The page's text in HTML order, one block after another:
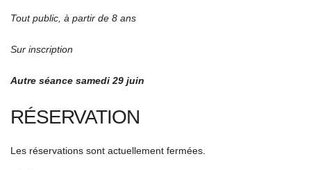
Tout public, à partir de 8 ans
Sur inscription
Autre séance samedi 29 juin
RÉSERVATION
Les réservations sont actuellement fermées.